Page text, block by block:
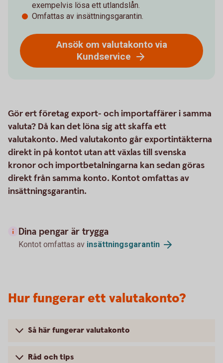
exempelvis lösa ett utlandslån.
Omfattas av insättningsgarantin.
Ansök om valutakonto via
Kundservice
Gör ert företag export- och importaffärer i samma
valuta? Då kan det löna sig att skaffa ett
valutakonto. Med valutakonto går exportintäkterna
direkt in på kontot utan att växlas till svenska
kronor och importbetalningarna kan sedan göras
direkt från samma konto. Kontot omfattas av
insättningsgarantin.
Dina pengar är trygga
Kontot omfattas av insättningsgarantin
Hur fungerar ett valutakonto?
Så här fungerar valutakonto
Råd och tips